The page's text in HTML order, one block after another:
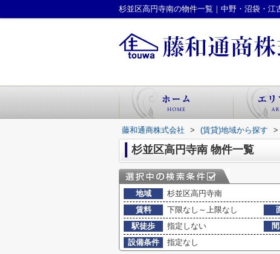
杉並区高円寺南の物件一覧｜中野・沼袋・江
藤和通商株式会社 > (賃貸)地域から探す >
杉並区高円寺南 物件一覧
地域
杉並区高円寺南
賃料
下限なし～上限なし
駅徒歩
指定しない
設備条件
指定なし